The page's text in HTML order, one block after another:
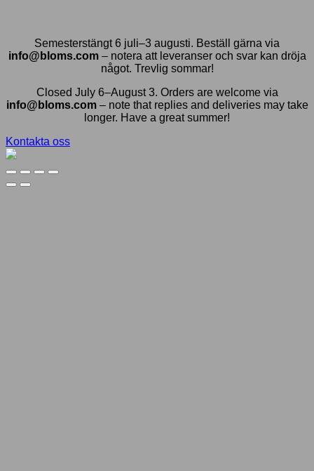
Semesterstängt 6 juli–3 augusti. Beställ gärna via
info@bloms.com– notera att leveranser och svar kan dröja
något. Trevlig sommar!
Closed July 6–August 3. Orders are welcome via
info@bloms.com– note that replies and deliveries may take
longer. Have a great summer!
Kontakta oss